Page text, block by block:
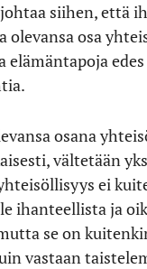
siihen, että
olevansa osa
elämäntapoja
osana
vältetään
ei
ihanteellista ja
se on
vastaan